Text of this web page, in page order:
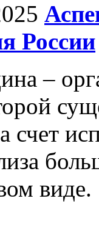
России
–
счет
виде.